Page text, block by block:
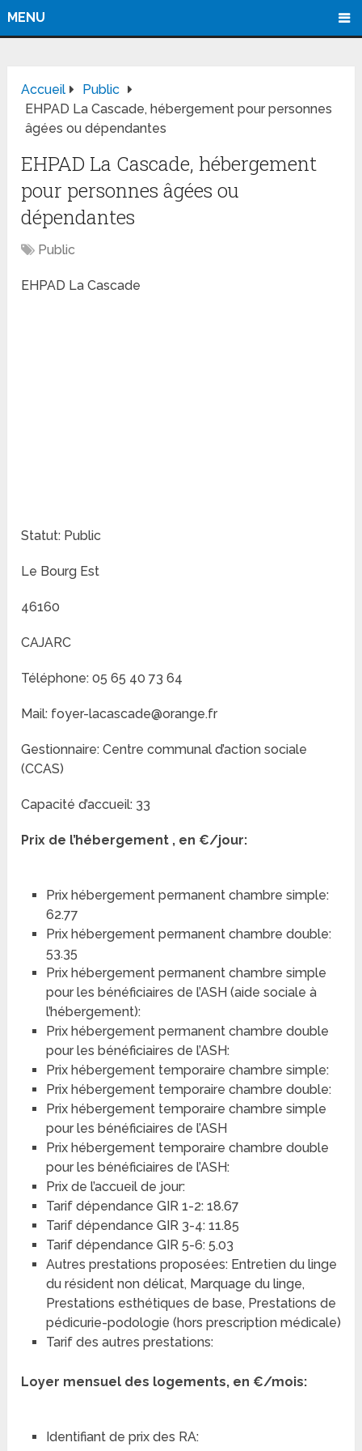
MENU
Accueil
Public
EHPAD La Cascade, hébergement pour personnes
âgées ou dépendantes
EHPAD La Cascade, hébergement
pour personnes âgées ou
dépendantes
Public
EHPAD La Cascade
Statut: Public
Le Bourg Est
46160
CAJARC
Téléphone: 05 65 40 73 64
Mail: foyer-lacascade@orange.fr
Gestionnaire: Centre communal d’action sociale
(CCAS)
Capacité d’accueil: 33
Prix de l’hébergement , en €/jour:
Prix hébergement permanent chambre simple:
62.77
Prix hébergement permanent chambre double:
53.35
Prix hébergement permanent chambre simple
pour les bénéficiaires de l’ASH (aide sociale à
l’hébergement):
Prix hébergement permanent chambre double
pour les bénéficiaires de l’ASH:
Prix hébergement temporaire chambre simple:
Prix hébergement temporaire chambre double:
Prix hébergement temporaire chambre simple
pour les bénéficiaires de l’ASH
Prix hébergement temporaire chambre double
pour les bénéficiaires de l’ASH:
Prix de l’accueil de jour:
Tarif dépendance GIR 1-2: 18.67
Tarif dépendance GIR 3-4: 11.85
Tarif dépendance GIR 5-6: 5.03
Autres prestations proposées: Entretien du linge
du résident non délicat, Marquage du linge,
Prestations esthétiques de base, Prestations de
pédicurie-podologie (hors prescription médicale)
Tarif des autres prestations:
Loyer mensuel des logements, en €/mois:
Identifiant de prix des RA: